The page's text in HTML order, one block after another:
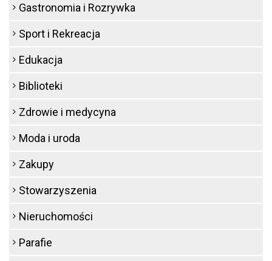
Gastronomia i Rozrywka
Sport i Rekreacja
Edukacja
Biblioteki
Zdrowie i medycyna
Moda i uroda
Zakupy
Stowarzyszenia
Nieruchomości
Parafie